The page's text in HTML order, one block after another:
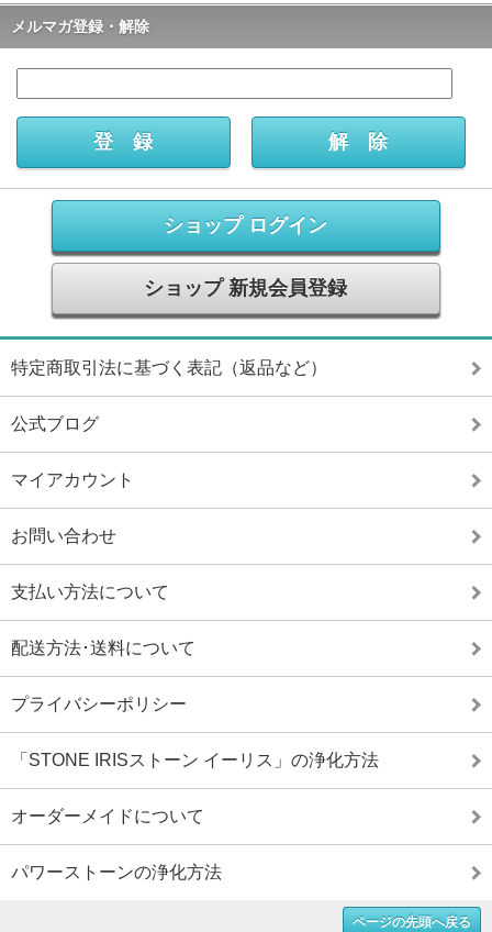
メルマガ登録・解除
ショップ ログイン
ショップ 新規会員登録
特定商取引法に基づく表記（返品など）
公式ブログ
マイアカウント
お問い合わせ
支払い方法について
配送方法･送料について
プライバシーポリシー
「STONE IRISストーン イーリス」の浄化方法
オーダーメイドについて
パワーストーンの浄化方法
ページの先頭へ戻る